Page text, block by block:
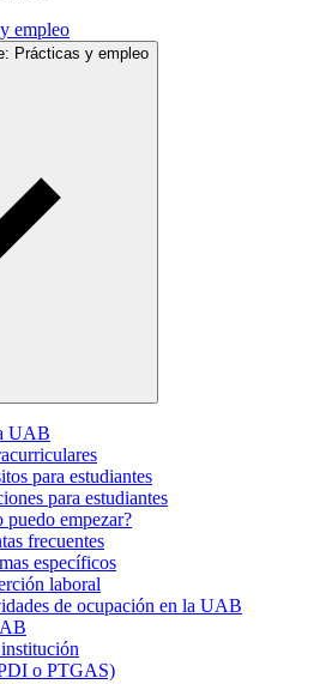
empleo
Prácticas y empleo
UAB
para estudiantes
para estudiantes
puedo empezar?
frecuentes
específicos
laboral
de ocupación en la UAB
o PTGAS)